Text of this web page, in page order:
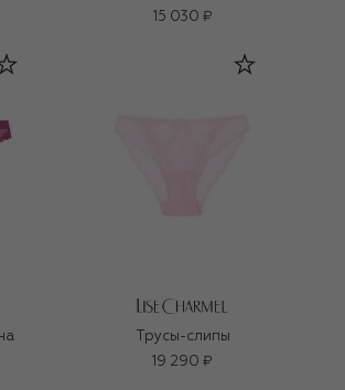
15 030 ₽
Трусы-слипы
19 290 ₽